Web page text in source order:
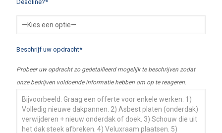
Deadline?*
Beschrijf uw opdracht*
Probeer uw opdracht zo gedetailleerd mogelijk te beschrijven zodat
onze bedrijven voldoende informatie hebben om op te reageren.